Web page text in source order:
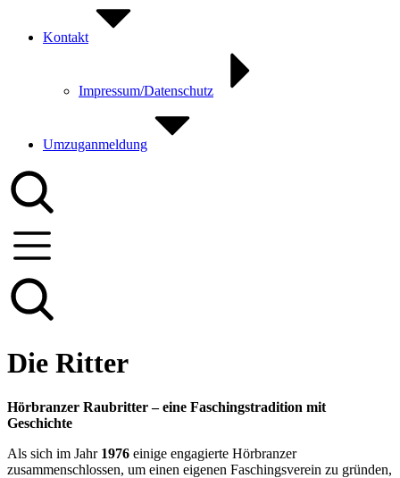
Kontakt
Impressum/Datenschutz
Umzuganmeldung
Die Ritter
Hörbranzer Raubritter – eine Faschingstradition mit
Geschichte
Als sich im Jahr 1976 einige engagierte Hörbranzer
zusammenschlossen, um einen eigenen Faschingsverein zu gründen,